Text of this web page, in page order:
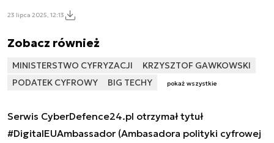
23 lipca 2025, 12:13
Zobacz również
MINISTERSTWO CYFRYZACJI
KRZYSZTOF GAWKOWSKI
PODATEK CYFROWY
BIG TECHY pokaż wszystkie
Serwis CyberDefence24.pl otrzymał tytuł
#DigitalEUAmbassador (Ambasadora polityki cyfrowej